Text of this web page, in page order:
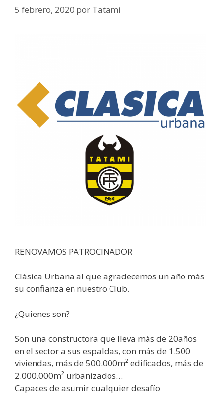
5 febrero, 2020 por Tatami
RENOVAMOS PATROCINADOR
Clásica Urbana al que agradecemos un año más
su confianza en nuestro Club.
¿Quienes son?
Son una constructora que lleva más de 20años
en el sector a sus espaldas, con más de 1.500
viviendas, más de 500.000m² edificados, más de
2.000.000m² urbanizados…
Capaces de asumir cualquier desafío